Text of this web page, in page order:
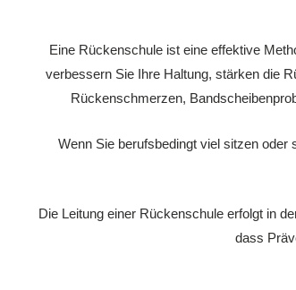
Eine Rückenschule ist eine effektive
verbessern Sie Ihre Haltung, stärken die
Rückenschmerzen,
Wenn Sie berufsbedingt viel sitzen
Die Leitung einer Rückenschule erfolgt in
dass